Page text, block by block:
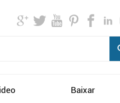
Baixar